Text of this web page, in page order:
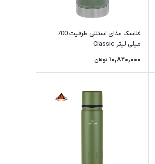
فلاسک غذای استنلی ظرفیت 700
میلی لیتر Classic
10,820,000 تومان